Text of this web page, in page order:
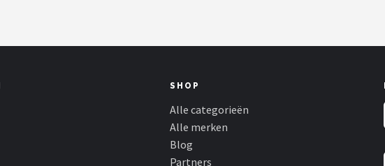
SHOP
Alle categorieën
Alle merken
Blog
Partners